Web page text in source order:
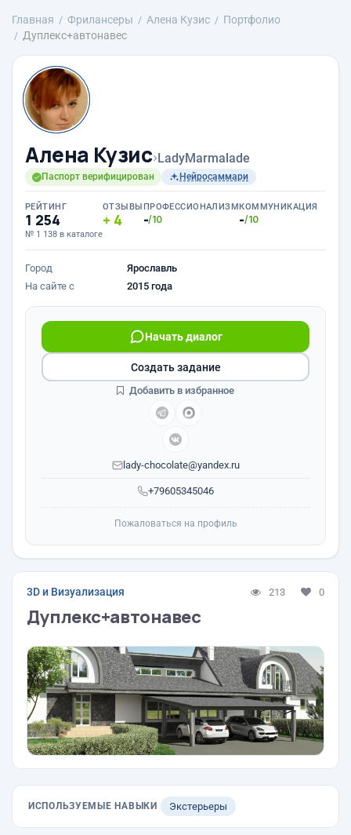
Главная Фрилансеры Алена Кузис
Портфолио
Дуплекс+автонавес
Алена Кузис›LadyMarmalade
Паспорт верифицирован Нейросаммари
РЕЙТИНГ
1 254
№ 1 138 в каталоге
ОТЗЫВЫ
4
ПРОФЕССИОНАЛИЗМ
-/10
КОММУНИКАЦИЯ
-/10
Город
Ярославль
На сайте с
2015 года
+79605345046
Начать диалог
lady-chocolate@yandex.ru
Создать задание
Добавить в избранное
Пожаловаться на профиль
3D и Визуализация 213 0
Дуплекс+автонавес
ИСПОЛЬЗУЕМЫЕ НАВЫКИ Экстерьеры